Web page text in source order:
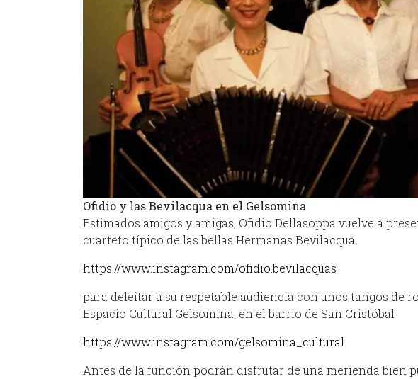
Ofidio y las Bevilacqua en el Gelsomina
Estimados amigos y amigas, Ofidio Dellasoppa vuelve a
cuarteto típico de las bellas Hermanas Bevilacqua
https://www.instagram.com/ofidio.bevilacquas
para deleitar a su respetable audiencia con unos tangos de
Espacio Cultural Gelsomina, en el barrio de San Cristóbal
https://www.instagram.com/gelsomina_cultural
Antes de la función podrán disfrutar de una merienda bien